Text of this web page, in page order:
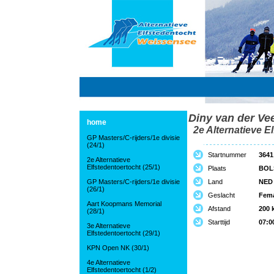
home
GP Masters/C-rijders/1e divisie
(24/1)
2e Alternatieve
Elfstedentoertocht (25/1)
GP Masters/C-rijders/1e divisie
(26/1)
Aart Koopmans Memorial
(28/1)
3e Alternatieve
Elfstedentoertocht (29/1)
KPN Open NK (30/1)
4e Alternatieve
Elfstedentoertocht (1/2)
Diny van der
2e Alternatieve
Startnummer
3641
Plaats
Land
NED
Geslacht
Afstand
200
Starttijd